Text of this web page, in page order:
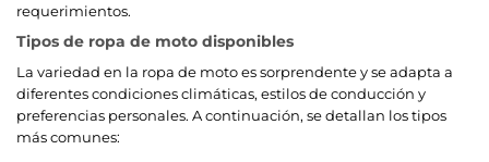
requerimientos.
Tipos de ropa de moto disponibles
La variedad en la ropa de moto es sorprendente y se adapta a
diferentes condiciones climáticas, estilos de conducción y
preferencias personales. A continuación, se detallan los tipos
más comunes: